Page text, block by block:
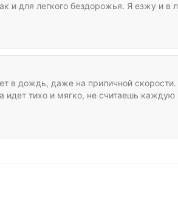
и для легкого бездорожья. Я езжу и в
в дождь, даже на приличной
тихо и мягко, не считаешь